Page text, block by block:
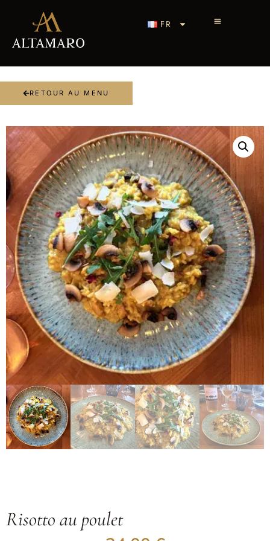
FR
RETOUR AU MENU
Risotto au poulet